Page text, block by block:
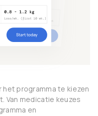
het programma te kiezen
Van medicatie keuzes
en